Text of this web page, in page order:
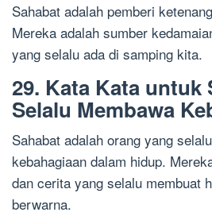
Sahabat adalah pemberi
Mereka adalah sumber
yang selalu ada di samping kita.
29. Kata Kata untuk
Selalu Membawa
Sahabat adalah orang yang
kebahagiaan dalam hidup.
dan cerita yang selalu membuat
berwarna.